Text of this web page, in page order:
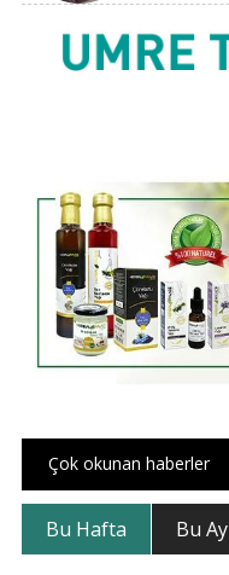
Çok okunan haberler
Bu Hafta Bu Ay